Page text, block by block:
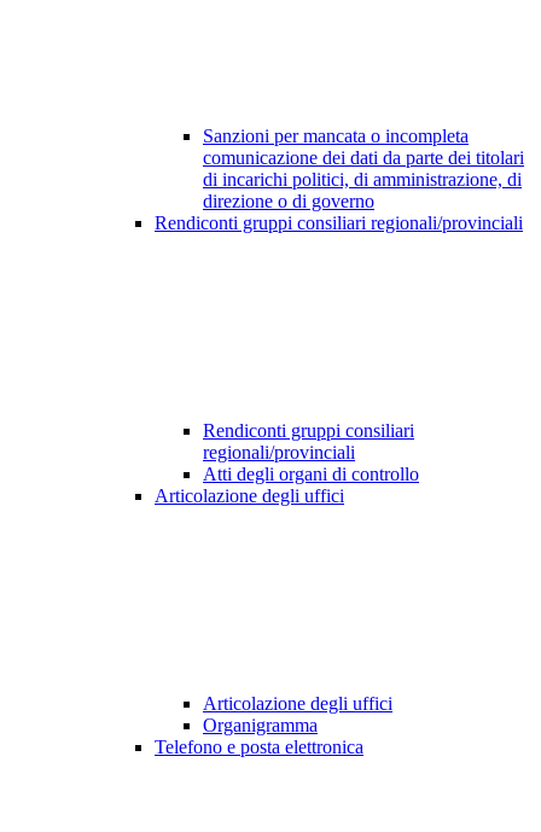
Sanzioni per mancata o incompleta
comunicazione dei dati da parte dei titolari
di incarichi politici, di amministrazione, di
direzione o di governo
Rendiconti gruppi consiliari regionali/provinciali
Rendiconti gruppi consiliari
regionali/provinciali
Atti degli organi di controllo
Articolazione degli uffici
Articolazione degli uffici
Organigramma
Telefono e posta elettronica